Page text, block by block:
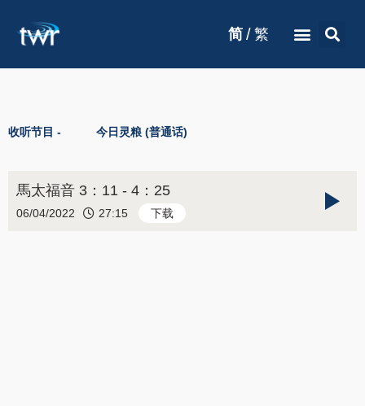
简 / 繁
收听节目 - 今日灵粮 (普通话)
馬太福音 3：11 - 4：25
06/04/2022 27:15 下载